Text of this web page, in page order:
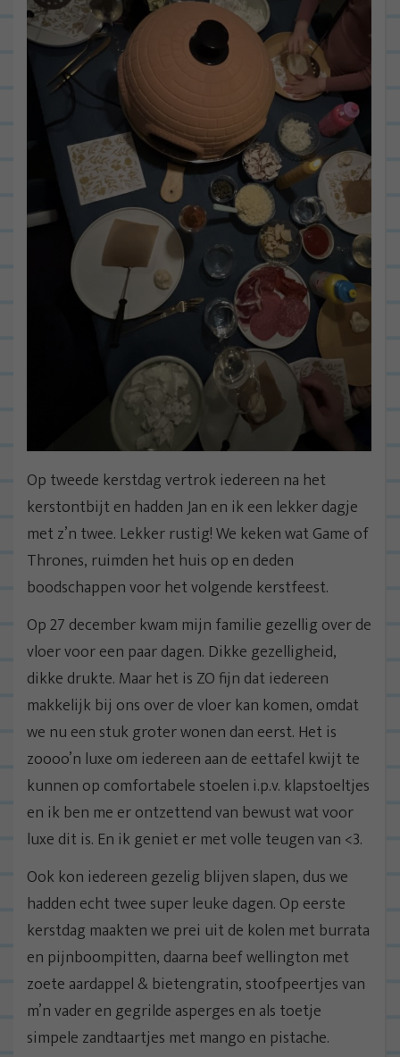
Op tweede kerstdag vertrok iedereen na het
kerstontbijt en hadden Jan en ik een lekker dagje
met z’n twee. Lekker rustig! We keken wat Game of
Thrones, ruimden het huis op en deden
boodschappen voor het volgende kerstfeest.
Op 27 december kwam mijn familie gezellig over de
vloer voor een paar dagen. Dikke gezelligheid,
dikke drukte. Maar het is ZO fijn dat iedereen
makkelijk bij ons over de vloer kan komen, omdat
we nu een stuk groter wonen dan eerst. Het is
zoooo’n luxe om iedereen aan de eettafel kwijt te
kunnen op comfortabele stoelen i.p.v. klapstoeltjes
en ik ben me er ontzettend van bewust wat voor
luxe dit is. En ik geniet er met volle teugen van <3.
Ook kon iedereen gezelig blijven slapen, dus we
hadden echt twee super leuke dagen. Op eerste
kerstdag maakten we prei uit de kolen met burrata
en pijnboompitten, daarna beef wellington met
zoete aardappel & bietengratin, stoofpeertjes van
m’n vader en gegrilde asperges en als toetje
simpele zandtaartjes met mango en pistache.